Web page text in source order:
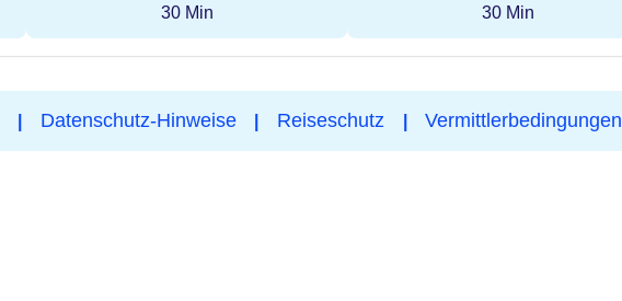
30 Min
30 Min
Datenschutz-Hinweise Reiseschutz Vermittlerbedingungen